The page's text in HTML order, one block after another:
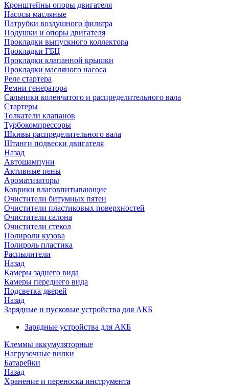
Кронштейны опоры двигателя
Насосы масляные
Патрубки воздушного фильтра
Подушки и опоры двигателя
Прокладки выпускного коллектора
Прокладки ГБЦ
Прокладки клапанной крышки
Прокладки масляного насоса
Реле стартера
Ремни генератора
Сальники коленчатого и распределительного вала
Стартеры
Толкатели клапанов
Турбокомпрессоры
Шкивы распределительного вала
Штанги подвески двигателя
Назад
Автошампуни
Активные пены
Ароматизаторы
Коврики влаговпитывающие
Очистители битумных пятен
Очистители пластиковых поверхностей
Очистители салона
Очистители стекол
Полироли кузова
Полироль пластика
Распылители
Назад
Камеры заднего вида
Камеры переднего вида
Подсветка дверей
Назад
Зарядные и пусковые устройства для АКБ
Зарядные устройства для АКБ
Клеммы аккумуляторные
Нагрузочные вилки
Батарейки
Назад
Хранение и переноска инструмента